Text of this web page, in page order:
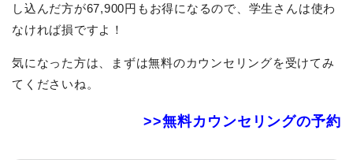
し込んだ方が67,900円もお得になるので、学生さんは使わ
なければ損ですよ！
気になった方は、まずは無料のカウンセリングを受けてみ
てくださいね。
>>無料カウンセリングの予約